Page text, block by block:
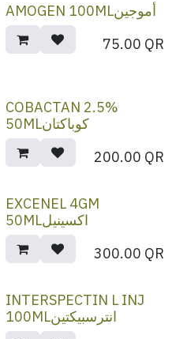
AMOGEN 100MLأموجين
75.00 QR
COBACTAN 2.5%
50MLكوباكتان
200.00 QR
EXCENEL 4GM
50MLاكسينيل
300.00 QR
INTERSPECTIN L INJ
100MLانترسبيكتين